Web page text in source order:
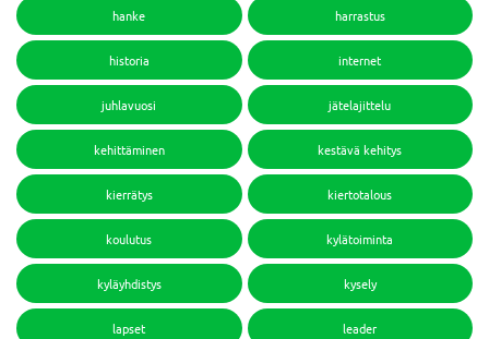
hanke harrastus
historia internet
juhlavuosi jätelajittelu
kehittäminen kestävä kehitys
kierrätys kiertotalous
koulutus kylätoiminta
kyläyhdistys kysely
lapset leader